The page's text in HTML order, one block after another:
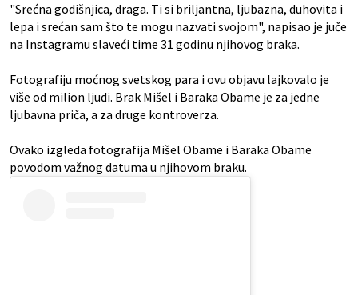
"Srećna godišnjica, draga. Ti si briljantna, ljubazna, duhovita i
lepa i srećan sam što te mogu nazvati svojom", napisao je juče
na Instagramu slaveći time 31 godinu njihovog braka.
Fotografiju moćnog svetskog para i ovu objavu lajkovalo je
više od milion ljudi. Brak Mišel i Baraka Obame je za jedne
ljubavna priča, a za druge kontroverza.
Ovako izgleda fotografija Mišel Obame i Baraka Obame
povodom važnog datuma u njihovom braku.